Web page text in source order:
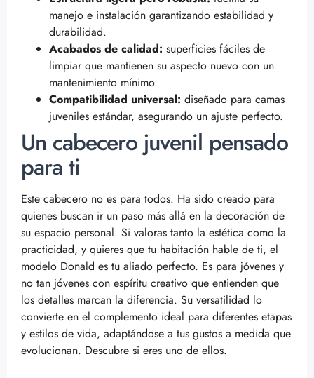
manejo e instalación garantizando estabilidad y
durabilidad.
Acabados de calidad: superficies fáciles de
limpiar que mantienen su aspecto nuevo con un
mantenimiento mínimo.
Compatibilidad universal: diseñado para camas
juveniles estándar, asegurando un ajuste perfecto.
Un cabecero juvenil pensado
para ti
Este cabecero no es para todos. Ha sido creado para
quienes buscan ir un paso más allá en la decoración de
su espacio personal. Si valoras tanto la estética como la
practicidad, y quieres que tu habitación hable de ti, el
modelo Donald es tu aliado perfecto. Es para jóvenes y
no tan jóvenes con espíritu creativo que entienden que
los detalles marcan la diferencia. Su versatilidad lo
convierte en el complemento ideal para diferentes etapas
y estilos de vida, adaptándose a tus gustos a medida que
evolucionan. Descubre si eres uno de ellos.